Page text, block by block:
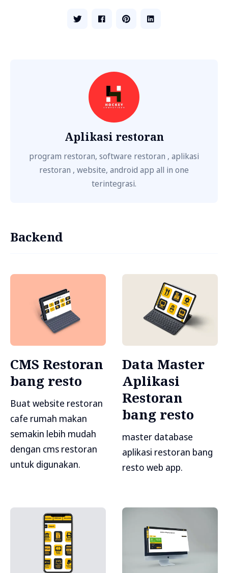
Aplikasi restoran
program restoran, software restoran , aplikasi
restoran , website, android app all in one
terintegrasi.
Backend
CMS Restoran
bang resto
Buat website restoran
cafe rumah makan
semakin lebih mudah
dengan cms restoran
untuk digunakan.
Data Master
Aplikasi
Restoran
bang resto
master database
aplikasi restoran bang
resto web app.